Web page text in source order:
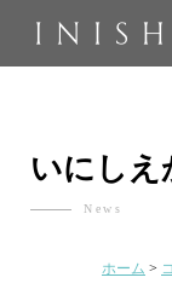
いにしえ
News
ホーム >